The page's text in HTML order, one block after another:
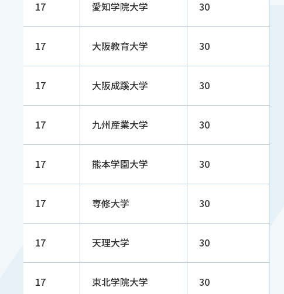
17 愛知学院大学 30
17 大阪教育大学 30
17 大阪成蹊大学 30
17 九州産業大学 30
17 熊本学園大学 30
17 専修大学 30
17 天理大学 30
17 東北学院大学 30